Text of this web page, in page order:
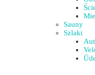
Sauny
Szlaki